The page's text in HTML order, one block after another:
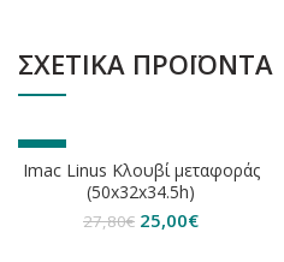
ΣΧΕΤΙΚΆ ΠΡΟΪΌΝΤΑ
-10%
ΕΞΑΝΤΛΗΘΗΚΕ
Imac Linus Κλουβί μεταφοράς
(50x32x34.5h)
27,80€ Original
25,00€Η